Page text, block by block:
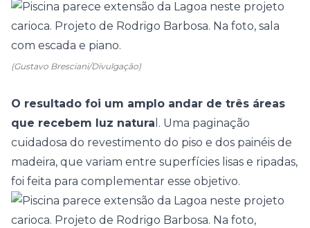
(Gustavo Bresciani/Divulgação)
O resultado foi um amplo andar de três áreas
que recebem luz natura l. Uma paginação
cuidadosa do revestimento do piso e dos painéis de
madeira, que variam entre superfícies lisas e ripadas,
foi feita para complementar esse objetivo.